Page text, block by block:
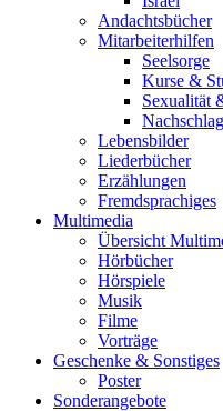
Andachtsbücher
Mitarbeiterhilfen
Seelsorge
Kurse &
Sexualität
Lebensbilder
Liederbücher
Erzählungen
Fremdsprachiges
Multimedia
Übersicht
Hörbücher
Hörspiele
Musik
Filme
Vorträge
Geschenke & Sonstiges
Poster
Sonderangebote